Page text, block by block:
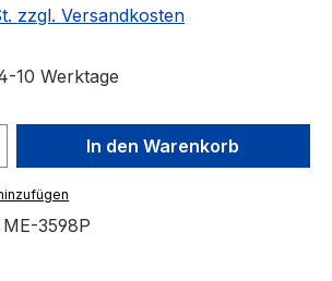
zzgl. Versandkosten
10 Werktage
Gib den
In den Warenkorb
ME-3598P